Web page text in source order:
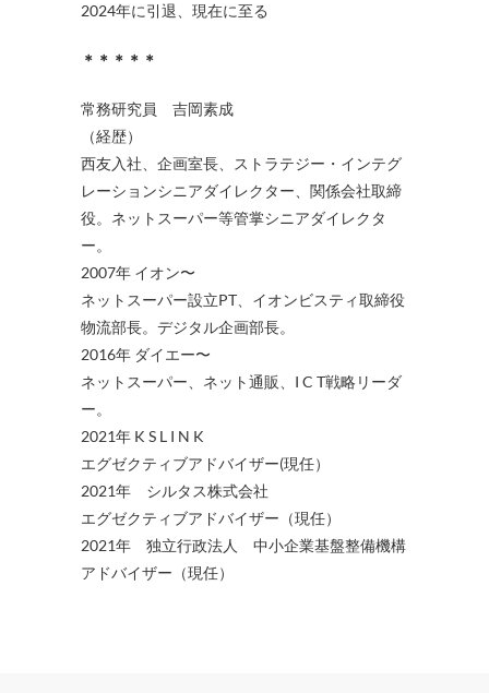
2024年に引退、現在に至る
＊＊＊＊＊
常務研究員 吉岡素成
（経歴）
西友入社、企画室長、ストラテジー・インテグ
レーションシニアダイレクター、関係会社取締
役。ネットスーパー等管掌シニアダイレクタ
ー。
2007年 イオン〜
ネットスーパー設立PT、イオンビスティ取締役
物流部長。デジタル企画部長。
2016年 ダイエー〜
ネットスーパー、ネット通販、I C T戦略リーダ
ー。
2021年 K S L I N K
エグゼクティブアドバイザー(現任）
2021年 シルタス株式会社
エグゼクティブアドバイザー（現任）
2021年 独立行政法人 中小企業基盤整備機構
アドバイザー（現任）